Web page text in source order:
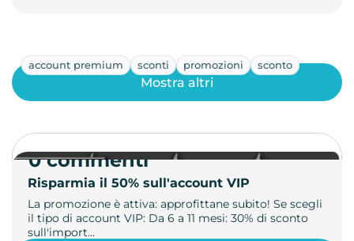
account premium sconti promozioni sconto
Risparmia il 50% sull'account VIP
La promozione è attiva: approfittane subito! Se scegli
il tipo di account VIP: Da 6 a 11 mesi: 30% di sconto
sull'import…
Mostra altri
0 commenti